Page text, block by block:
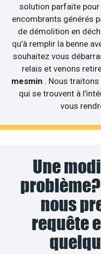
solution parfaite pour
encombrants générés
de démolition en
qu’à remplir la benne
souhaitez vous
relais et venons
mesmin . Nous
qui se trouvent à
vous
Une
nous
requête